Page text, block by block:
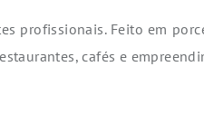
profissionais. Feito em
cafés e